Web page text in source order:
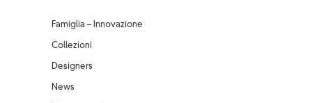
Famiglia – Innovazione
Collezioni
Designers
News